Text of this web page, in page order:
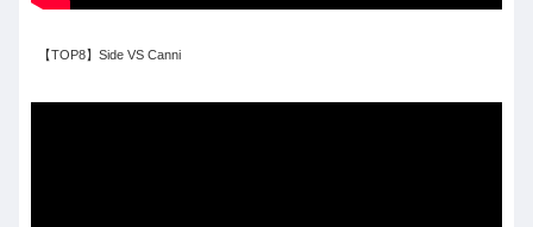
【TOP8】Side VS Canni